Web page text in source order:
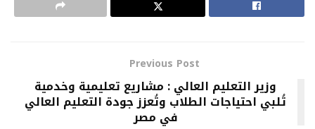
Previous Post
وزير التعليم العالي : مشاريع تعليمية وخدمية
تُلبي احتياجات الطلاب وتُعزز جودة التعليم العالي
في مصر